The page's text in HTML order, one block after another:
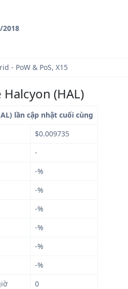
2018
- PoW & PoS, X15
(HAL)
lần cập nhật cuối cùng
$0.009735
-
-%
-%
-%
-%
-%
-%
0